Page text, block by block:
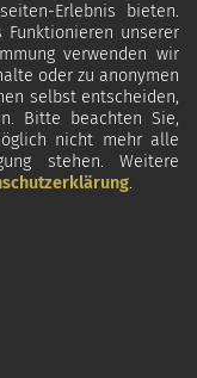
Erlebnis bieten.
Funktionieren unserer
verwenden wir
oder zu anonymen
selbst entscheiden,
Bitte beachten Sie,
nicht mehr alle
stehen. Weitere
.